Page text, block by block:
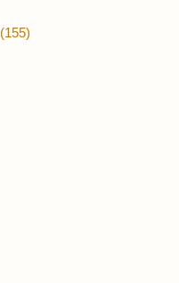
(155)